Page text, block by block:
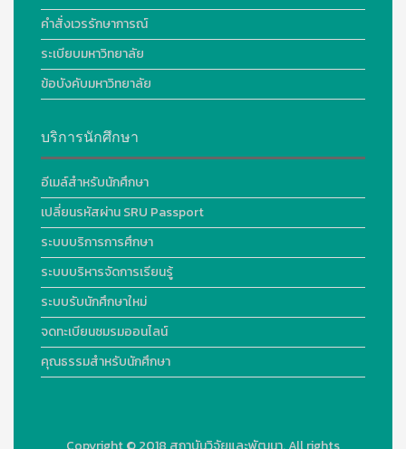
คำสั่งเวรรักษาการณ์
ระเบียบมหาวิทยาลัย
ข้อบังคับมหาวิทยาลัย
บริการนักศึกษา
อีเมล์สำหรับนักศึกษา
เปลี่ยนรหัสผ่าน SRU Passport
ระบบบริการการศึกษา
ระบบบริหารจัดการเรียนรู้
ระบบรับนักศึกษาใหม่
จดทะเบียนชมรมออนไลน์
คุณธรรมสำหรับนักศึกษา